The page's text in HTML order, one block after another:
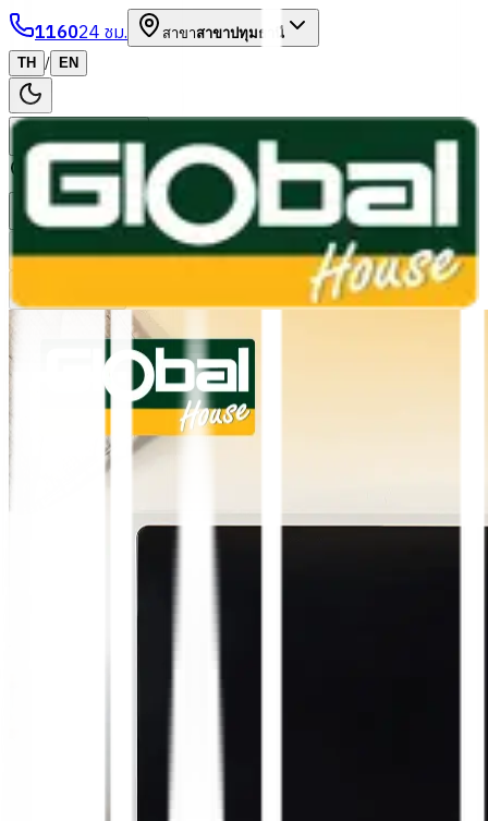
116024 ชม. สาขาสาขาปทุมธานี
TH
/ EN
หมวดหมู่สินค้า
ค้นหา
บัญชีของฉัน ตะกร้าสินค้า
Previous slide